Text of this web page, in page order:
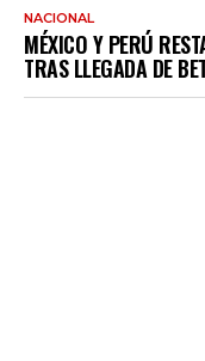
NACIONAL
MÉXICO Y PERÚ
TRAS LLEGADA DE